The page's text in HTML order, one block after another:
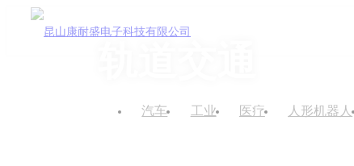
汽车 工业 医疗 人形机器人